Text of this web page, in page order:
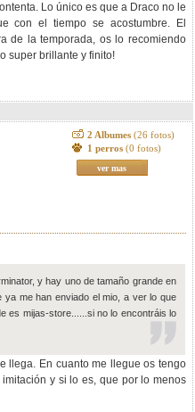
Lo único es que a Draco no le
con el tiempo se acostumbre. El
de la temporada, os lo recomiendo
super brillante y finito!
2 Albumes (26 fotos)
1 perros (0 fotos)
ver mas
y hay uno de tamaño grande en
me han enviado el mio, a ver lo que
es mijas-store......si no lo encontráis lo
llega. En cuanto me llegue os tengo
y si lo es, que por lo menos